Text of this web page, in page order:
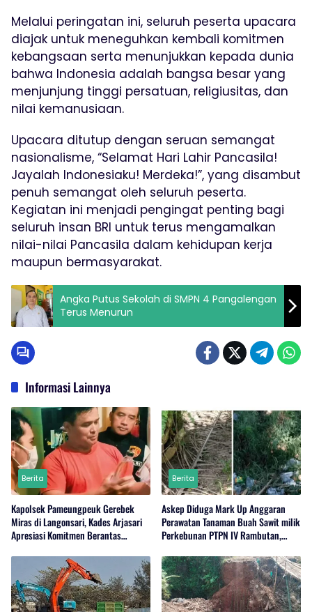
Melalui peringatan ini, seluruh peserta upacara
diajak untuk meneguhkan kembali komitmen
kebangsaan serta menunjukkan kepada dunia
bahwa Indonesia adalah bangsa besar yang
menjunjung tinggi persatuan, religiusitas, dan
nilai kemanusiaan.
Upacara ditutup dengan seruan semangat
nasionalisme, “Selamat Hari Lahir Pancasila!
Jayalah Indonesiaku! Merdeka!”, yang disambut
penuh semangat oleh seluruh peserta.
Kegiatan ini menjadi pengingat penting bagi
seluruh insan BRI untuk terus mengamalkan
nilai-nilai Pancasila dalam kehidupan kerja
maupun bermasyarakat.
Angka Putus Sekolah di SMPN 4 Pangalengan
Terus Menurun
Informasi Lainnya
Berita
Kapolsek Pameungpeuk Gerebek
Miras di Langonsari, Kades Arjasari
Apresiasi Komitmen Berantas
Berita
Askep Diduga Mark Up Anggaran
Perawatan Tanaman Buah Sawit milik
Perkebunan PTPN IV Rambutan,